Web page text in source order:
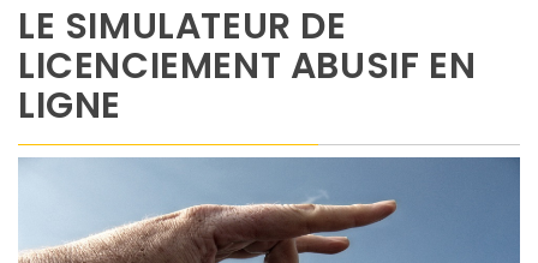
LE SIMULATEUR DE
LICENCIEMENT ABUSIF EN
LIGNE